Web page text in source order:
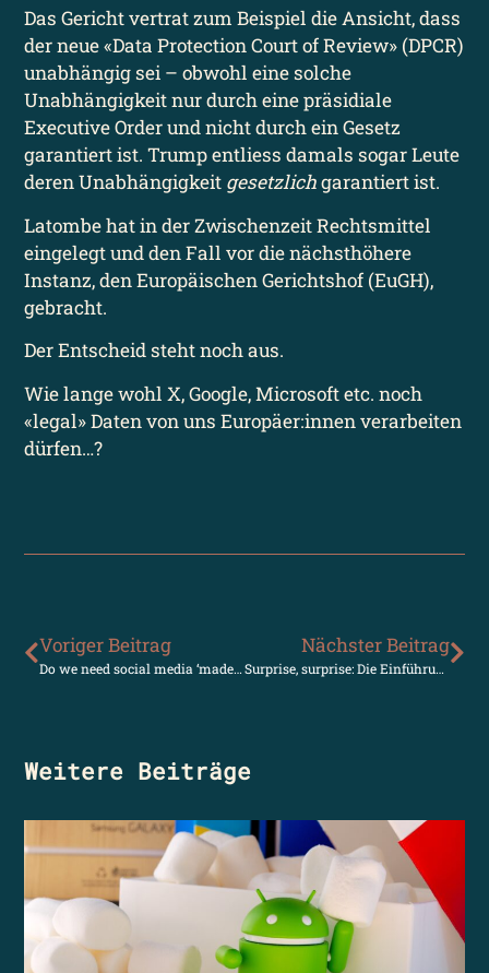
Das Gericht vertrat zum Beispiel die Ansicht, dass
der neue «Data Protection Court of Review» (DPCR)
unabhängig sei – obwohl eine solche
Unabhängigkeit nur durch eine präsidiale
Executive Order und nicht durch ein Gesetz
garantiert ist. Trump entliess damals sogar Leute
deren Unabhängigkeit gesetzlichgarantiert ist.
Latombe hat in der Zwischenzeit Rechtsmittel
eingelegt und den Fall vor die nächsthöhere
Instanz, den Europäischen Gerichtshof (EuGH),
gebracht.
Der Entscheid steht noch aus.
Wie lange wohl X, Google, Microsoft etc. noch
«legal» Daten von uns Europäer:innen verarbeiten
dürfen…?
Voriger Beitrag
Do we need social media ‘made in Europe’?
Nächster Beitrag
Surprise, surprise: Die Einführung der eID verschiebt sich
Weitere Beiträge